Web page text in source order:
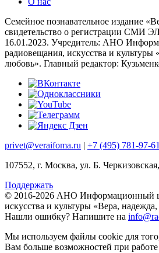
Семейное познавательное издание
свидетельство о регистрации СМИ
16.01.2023. Учредитель: АНО
радиовещания, искусства и культуры
любовь». Главный редактор:
privet@veraifoma.ru +7 (495) 781-97-61
107552, г. Москва, ул. Б.
Поддержать
© 2016-2026 АНО Информационный
искусства и культуры «Вера,
Нашли ошибку? Напишите на
Мы используем файлы cookie для
Вам больше возможностей при работе